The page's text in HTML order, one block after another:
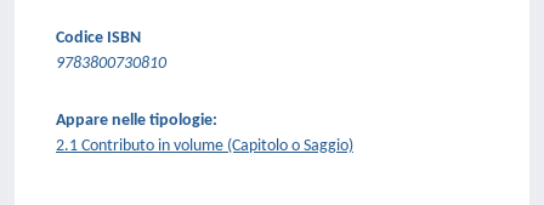
Codice ISBN
9783800730810
Appare nelle tipologie:
2.1 Contributo in volume (Capitolo o Saggio)